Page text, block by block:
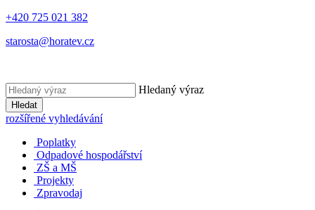
+420 725 021 382
starosta@horatev.cz
Hledaný výraz
Hledat
rozšířené vyhledávání
Poplatky
Odpadové hospodářství
ZŠ a MŠ
Projekty
Zpravodaj